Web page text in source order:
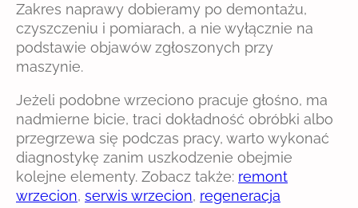
Zakres naprawy dobieramy po demontażu,
czyszczeniu i pomiarach, a nie wyłącznie na
podstawie objawów zgłoszonych przy
maszynie.
Jeżeli podobne wrzeciono pracuje głośno, ma
nadmierne bicie, traci dokładność obróbki albo
przegrzewa się podczas pracy, warto wykonać
diagnostykę zanim uszkodzenie obejmie
kolejne elementy. Zobacz także: remont
wrzecion, serwis wrzecion, regeneracja